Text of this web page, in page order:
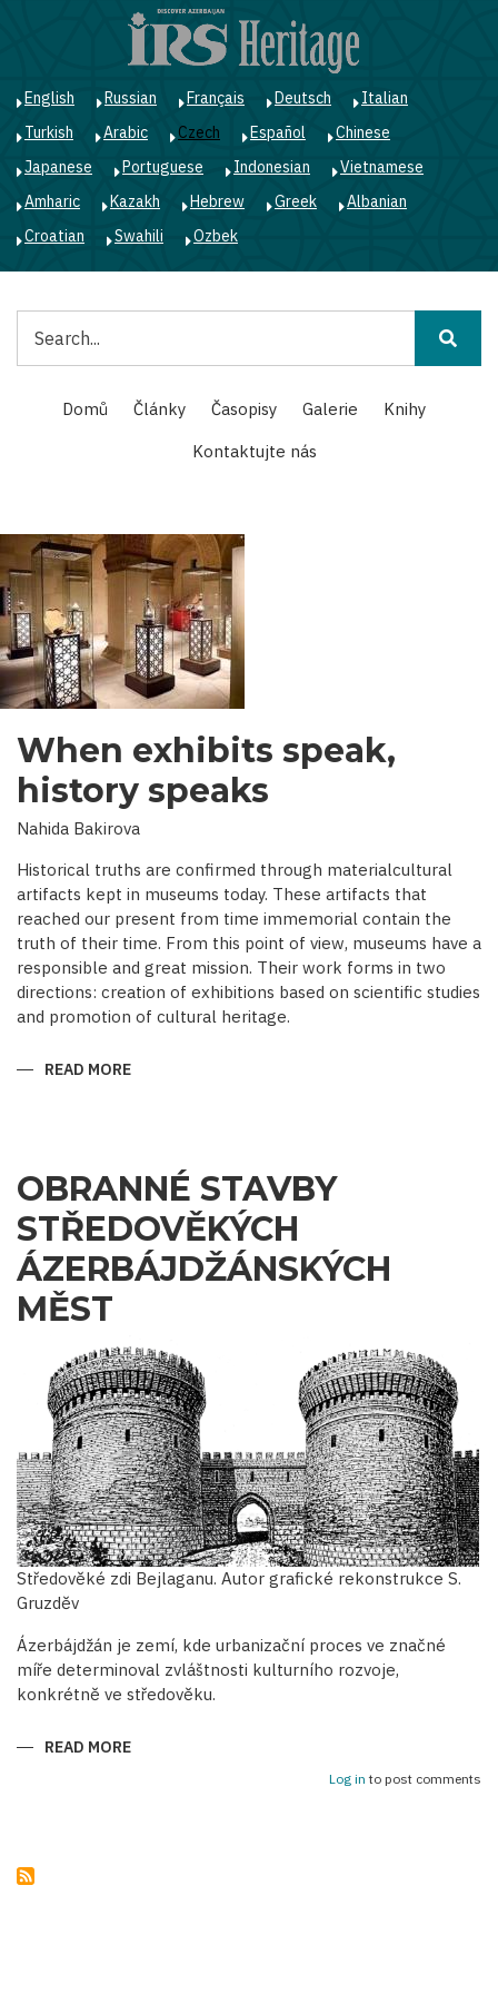
English Russian Français Deutsch
Italian
Turkish
Arabic Czech Español
Chinese
Japanese
Portuguese Indonesian
Vietnamese
Amharic
Kazakh Hebrew Greek
Albanian
Croatian
Swahili Ozbek
Main
navigation
Domů Články Časopisy Galerie
Knihy
Kontaktujte nás
When exhibits speak,
history speaks
Nahida Bakirova
Historical truths are confirmed through materialcultural
artifacts kept in museums today. These artifacts that
reached our present from time immemorial contain the
truth of their time. From this point of view, museums have a
responsible and great mission. Their work forms in two
directions: creation of exhibitions based on scientific studies
and promotion of cultural heritage.
READ MORE
OBRANNÉ STAVBY
STŘEDOVĚKÝCH
ÁZERBÁJDŽÁNSKÝCH
MĚST
Středověké zdi Bejlaganu. Autor grafické rekonstrukce S.
Gruzděv
Ázerbájdžán je zemí, kde urbanizační proces ve značné
míře determinoval zvláštnosti kulturního rozvoje,
konkrétně ve středověku.
READ MORE
Log in to post comments